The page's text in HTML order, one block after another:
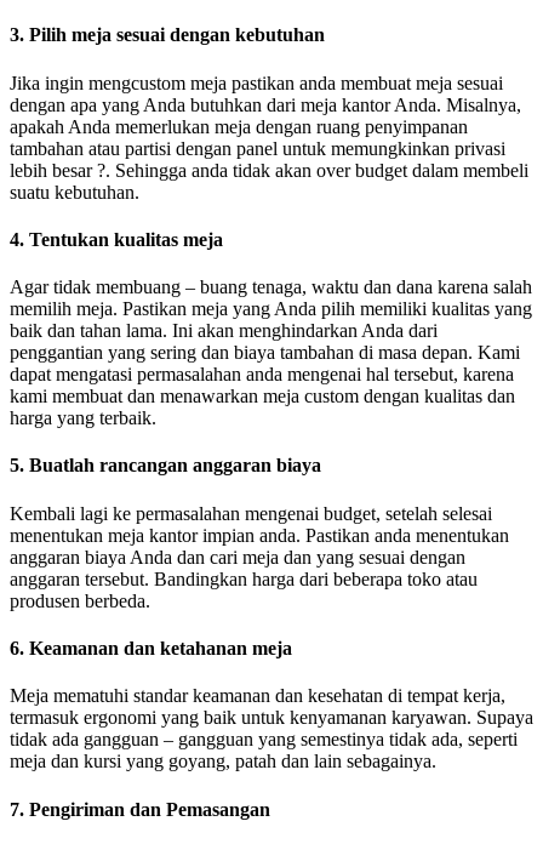
3. Pilih meja sesuai dengan kebutuhan
Jika ingin mengcustom meja pastikan anda membuat meja sesuai
dengan apa yang Anda butuhkan dari meja kantor Anda. Misalnya,
apakah Anda memerlukan meja dengan ruang penyimpanan
tambahan atau partisi dengan panel untuk memungkinkan privasi
lebih besar ?. Sehingga anda tidak akan over budget dalam membeli
suatu kebutuhan.
4. Tentukan kualitas meja
Agar tidak membuang – buang tenaga, waktu dan dana karena salah
memilih meja. Pastikan meja yang Anda pilih memiliki kualitas yang
baik dan tahan lama. Ini akan menghindarkan Anda dari
penggantian yang sering dan biaya tambahan di masa depan. Kami
dapat mengatasi permasalahan anda mengenai hal tersebut, karena
kami membuat dan menawarkan meja custom dengan kualitas dan
harga yang terbaik.
5. Buatlah rancangan anggaran biaya
Kembali lagi ke permasalahan mengenai budget, setelah selesai
menentukan meja kantor impian anda. Pastikan anda menentukan
anggaran biaya Anda dan cari meja dan yang sesuai dengan
anggaran tersebut. Bandingkan harga dari beberapa toko atau
produsen berbeda.
6. Keamanan dan ketahanan meja
Meja mematuhi standar keamanan dan kesehatan di tempat kerja,
termasuk ergonomi yang baik untuk kenyamanan karyawan. Supaya
tidak ada gangguan – gangguan yang semestinya tidak ada, seperti
meja dan kursi yang goyang, patah dan lain sebagainya.
7. Pengiriman dan Pemasangan